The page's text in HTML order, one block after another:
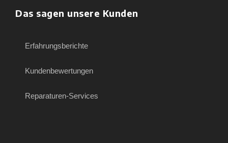
Das sagen unsere Kunden
Erfahrungsberichte
Kundenbewertungen
Reparaturen-Services